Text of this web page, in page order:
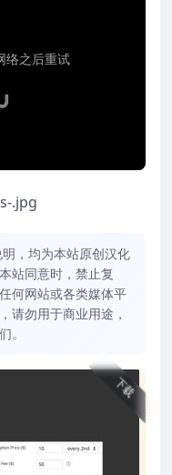
，均为本站原创汉化
站同意时，禁止复
何网站或各类媒体平
请勿用于商业用途，
。
下载